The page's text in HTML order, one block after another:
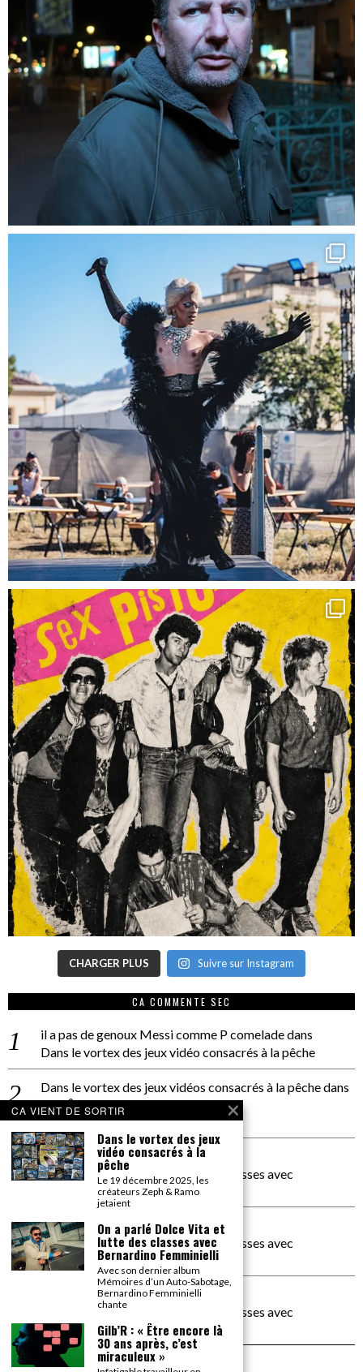
CHARGER PLUS Suivre sur Instagram
CA COMMENTE SEC
il a pas de genoux Messi comme P comeladedans
Dans le vortex des jeux vidéo consacrés à la pêche
Dans le vortex des jeux vidéos consacrés à la pêchedans
PACÔME THIELLEMENT
La séance d’Hip Gnose
La Patrie
dans
On a parlé Dolce Vita et lutte des classes avec
Bernardino Femminielli
carte noire negra à l'o tiededans
On a parlé Dolce Vita et lutte des classes avec
Bernardino Femminielli
moise et son mascarédans
On a parlé Dolce Vita et lutte des classes avec
Bernardino Femminielli
CA VIENT DE SORTIR
Dans le vortex des jeux
vidéo consacrés à la
pêche
Le 19 décembre 2025, les
créateurs Zeph & Ramo
jetaient
On a parlé Dolce Vita et
lutte des classes avec
Bernardino Femminielli
Avec son dernier album
Mémoires d’un Auto-Sabotage,
Bernardino Femminielli
chante
Gilb’R : « Être encore là
30 ans après, c’est
miraculeux »